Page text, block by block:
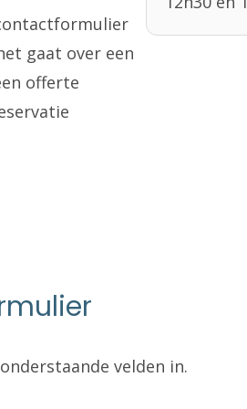
gaat over een
offerte
velden in.